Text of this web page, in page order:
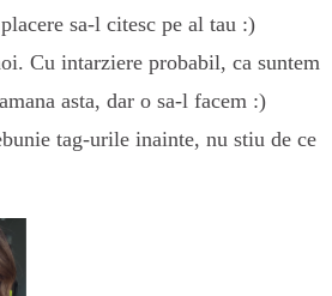
sa-l citesc pe al tau :)
Cu intarziere probabil, ca suntem
asta, dar o sa-l facem :)
tag-urile inainte, nu stiu de ce